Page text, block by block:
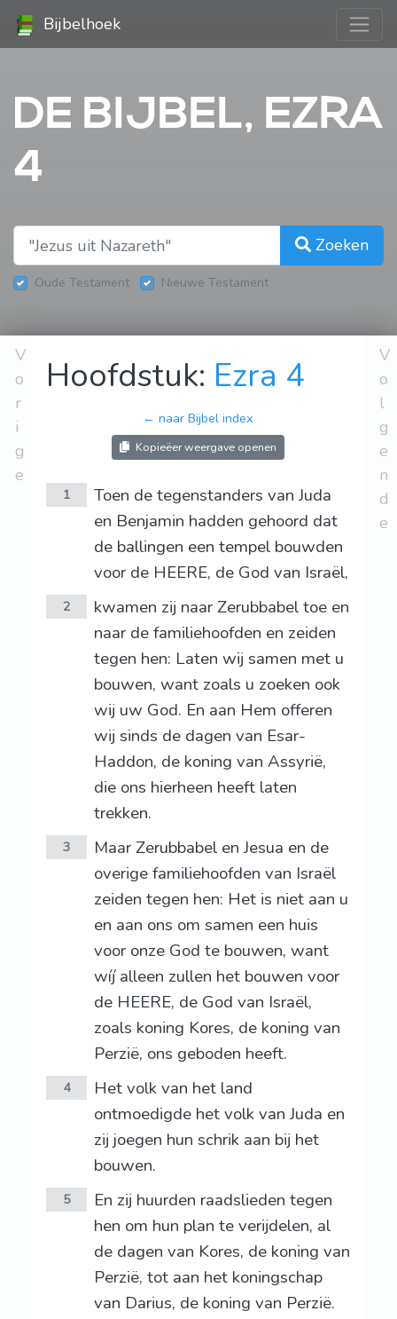
Bijbelhoek
DE BIJBEL, EZRA
4
Zoeken
Oude Testament Nieuwe Testament
V
o
r
i
g
e
Hoofdstuk: Ezra 4
← naar Bijbel index
Kopieëer weergave openen
1
Toen de tegenstanders van Juda
en Benjamin hadden gehoord dat
de ballingen een tempel bouwden
voor de HEERE, de God van Israël,
2
kwamen zij naar Zerubbabel toe en
naar de familiehoofden en zeiden
tegen hen: Laten wij samen met u
bouwen, want zoals u zoeken ook
wij uw God. En aan Hem offeren
wij sinds de dagen van Esar-
Haddon, de koning van Assyrië,
die ons hierheen heeft laten
trekken.
3
Maar Zerubbabel en Jesua en de
overige familiehoofden van Israël
zeiden tegen hen: Het is niet aan u
en aan ons om samen een huis
voor onze God te bouwen, want
wíj alleen zullen het bouwen voor
de HEERE, de God van Israël,
zoals koning Kores, de koning van
Perzië, ons geboden heeft.
4
Het volk van het land
ontmoedigde het volk van Juda en
zij joegen hun schrik aan bij het
bouwen.
5
En zij huurden raadslieden tegen
hen om hun plan te verijdelen, al
de dagen van Kores, de koning van
Perzië, tot aan het koningschap
van Darius, de koning van Perzië.
V
o
l
g
e
n
d
e